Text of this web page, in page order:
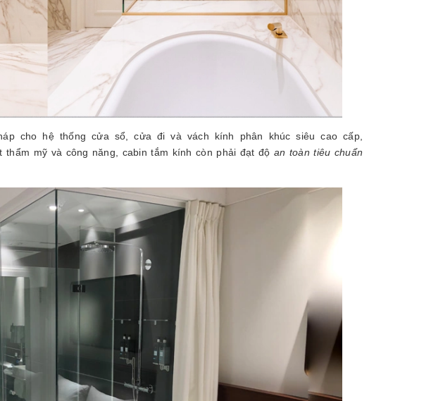
cho hệ thống cửa sổ, cửa đi và vách kính phân khúc siêu cao cấp,
thẩm mỹ và công năng, cabin tắm kính còn phải đạt độ an toàn tiêu chuẩn